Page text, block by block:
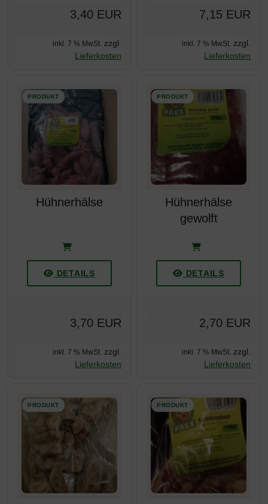
3,40 EUR
inkl. 7 % MwSt. zzgl.
Lieferkosten
7,15 EUR
inkl. 7 % MwSt. zzgl.
Lieferkosten
Hühnerhälse
DETAILS
3,70 EUR
inkl. 7 % MwSt. zzgl.
Lieferkosten
Hühnerhälse
gewolft
DETAILS
2,70 EUR
inkl. 7 % MwSt. zzgl.
Lieferkosten